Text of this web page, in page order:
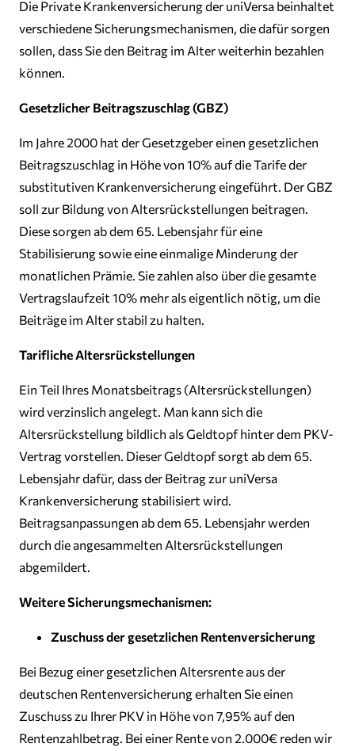
Die Private Krankenversicherung der uniVersa beinhaltet
verschiedene Sicherungsmechanismen, die dafür sorgen
sollen, dass Sie den Beitrag im Alter weiterhin bezahlen
können.
Gesetzlicher Beitragszuschlag (GBZ)
Im Jahre 2000 hat der Gesetzgeber einen gesetzlichen
Beitragszuschlag in Höhe von 10% auf die Tarife der
substitutiven Krankenversicherung eingeführt. Der GBZ
soll zur Bildung von Altersrückstellungen beitragen.
Diese sorgen ab dem 65. Lebensjahr für eine
Stabilisierung sowie eine einmalige Minderung der
monatlichen Prämie. Sie zahlen also über die gesamte
Vertragslaufzeit 10% mehr als eigentlich nötig, um die
Beiträge im Alter stabil zu halten.
Tarifliche Altersrückstellungen
Ein Teil Ihres Monatsbeitrags (Altersrückstellungen)
wird verzinslich angelegt. Man kann sich die
Altersrückstellung bildlich als Geldtopf hinter dem PKV-
Vertrag vorstellen. Dieser Geldtopf sorgt ab dem 65.
Lebensjahr dafür, dass der Beitrag zur uniVersa
Krankenversicherung stabilisiert wird.
Beitragsanpassungen ab dem 65. Lebensjahr werden
durch die angesammelten Altersrückstellungen
abgemildert.
Weitere Sicherungsmechanismen:
Zuschuss der gesetzlichen Rentenversicherung
Bei Bezug einer gesetzlichen Altersrente aus der
deutschen Rentenversicherung erhalten Sie einen
Zuschuss zu Ihrer PKV in Höhe von 7,95% auf den
Rentenzahlbetrag. Bei einer Rente von 2.000€ reden wir